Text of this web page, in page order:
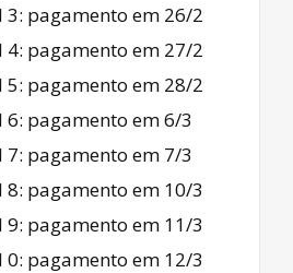
3: pagamento em 26/2
4: pagamento em 27/2
5: pagamento em 28/2
6: pagamento em 6/3
7: pagamento em 7/3
8: pagamento em 10/3
9: pagamento em 11/3
0: pagamento em 12/3